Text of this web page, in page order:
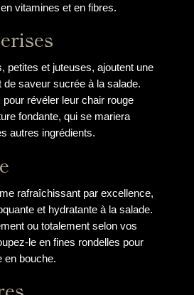
vitamines et en fibres.
petites et juteuses, ajoutent une
de saveur sucrée à la salade.
révéler leur chair rouge
fondante, qui se mariera
autres ingrédients.
rafraîchissant par excellence,
et hydratante à la salade.
ou totalement selon vos
le en fines rondelles pour
en bouche.